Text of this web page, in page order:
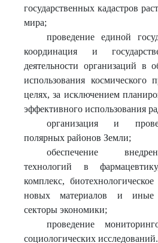
государственных кадастров
мира;
проведение единой
координация и
деятельности организаций в
использования космического
целях, за исключением
эффективного использования
организация и
полярных районов Земли;
обеспечение
технологий в
комплекс,
новых материалов и иные
секторы экономики;
проведение
социологических исследований.